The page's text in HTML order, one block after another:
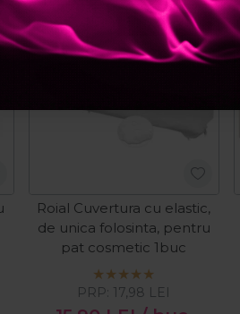
Pret special
Roial Cuvertura cu elastic,
de unica folosinta, pentru
pat cosmetic 1buc
PRP: 17,98 LEI